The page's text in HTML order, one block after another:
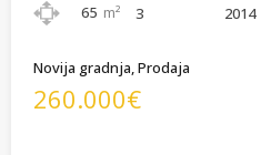
65 m²
3
2014
Novija gradnja, Prodaja
260.000€